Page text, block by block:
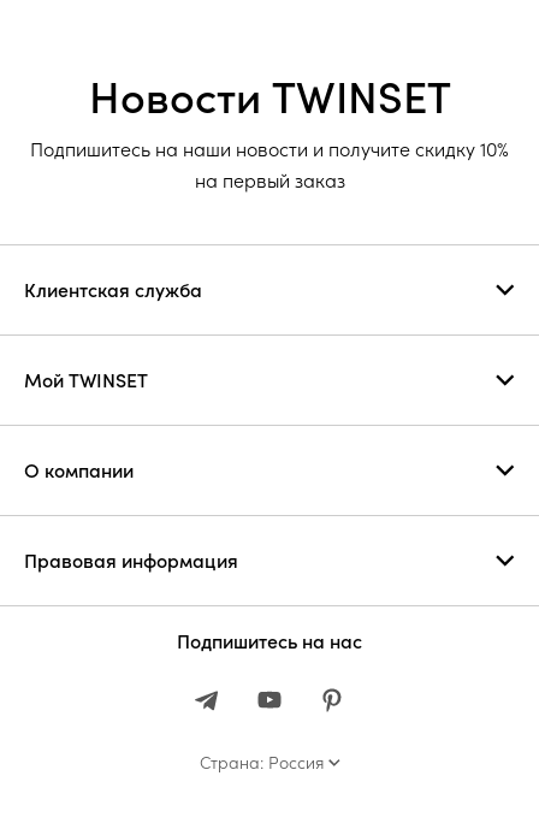
Новости TWINSET
Подпишитесь на наши новости и получите скидку 10%
на первый заказ
Клиентская служба
Мой TWINSET
О компании
Правовая информация
Подпишитесь на нас
Страна: Россия